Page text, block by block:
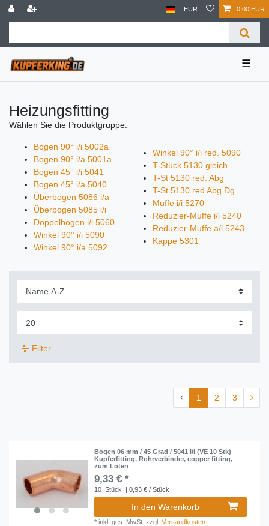
EUR 0,00 EUR
☰
Heizungsfitting
Wählen Sie die Produktgruppe:
Bogen 90° i/i 5002a
Bogen 90° i/a 5001a
Bogen 45° i/i 5041
Bogen 45° i/a 5040
Überbogen 5086 i/a
Überbogen 5085 i/i
Doppelbogen i/i 5060
Winkel 90° i/i 5090
Winkel 90° i/a 5092
Winkel 90° i/i red. 5090
T-Stück 5130 gleich
T-St 5130 red. Abg
T-St 5130 red Abg Dg
Muffe i/i 5270
Reduzier-Muffe i/i 5240
Reduzier-Muffe a/i 5243
Kappe 5301
Filter
1 2 3
Bogen 06 mm / 45 Grad / 5041 i/i (VE 10 Stk)
Kupferfitting, Rohrverbinder, copper fitting,
zum Löten
9,33 € *
10 Stück | 0,93 € / Stück
In den Warenkorb
*inkl. ges. MwSt. zzgl.Versandkosten